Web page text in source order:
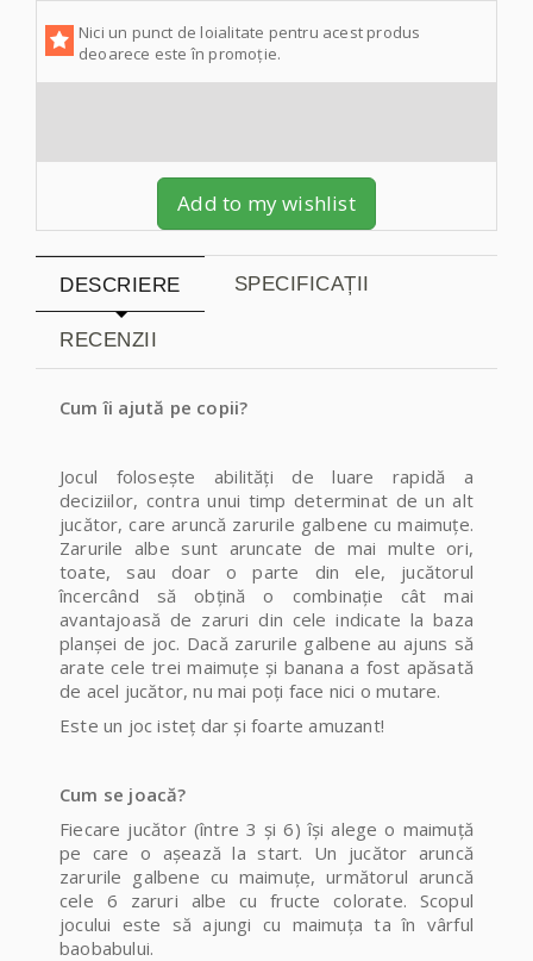
Nici un punct de loialitate pentru acest produs
deoarece este în promoție.
Add to my wishlist
DESCRIERE SPECIFICAȚII
RECENZII
Cum îi ajută pe copii?
Jocul folosește abilități de luare rapidă a
deciziilor, contra unui timp determinat de un alt
jucător, care aruncă zarurile galbene cu maimuțe.
Zarurile albe sunt aruncate de mai multe ori,
toate, sau doar o parte din ele, jucătorul
încercând să obțină o combinație cât mai
avantajoasă de zaruri din cele indicate la baza
planșei de joc. Dacă zarurile galbene au ajuns să
arate cele trei maimuțe și banana a fost apăsată
de acel jucător, nu mai poți face nici o mutare.
Este un joc isteț dar și foarte amuzant!
Cum se joacă?
Fiecare jucător (între 3 și 6) își alege o maimuță
pe care o așează la start. Un jucător aruncă
zarurile galbene cu maimuțe, următorul aruncă
cele 6 zaruri albe cu fructe colorate. Scopul
jocului este să ajungi cu maimuța ta în vârful
baobabului.